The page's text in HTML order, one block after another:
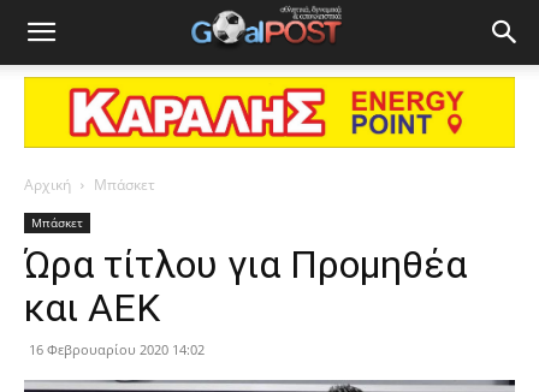
Αρχική Μπάσκετ
Μπάσκετ
Ώρα τίτλου για Προμηθέα
και ΑΕΚ
16 Φεβρουαρίου 2020 14:02